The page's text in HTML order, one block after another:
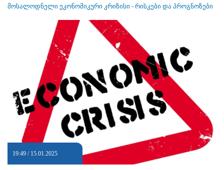
მოსალოდნელი ეკონომიკური კრიზისი - რისკები და პროგნოზები
19:49 / 15.01.2025